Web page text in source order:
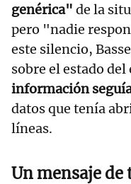
genérica" de la
pero "nadie
este silencio,
sobre el estado
información
datos que tenía
líneas.
Un mensaje de